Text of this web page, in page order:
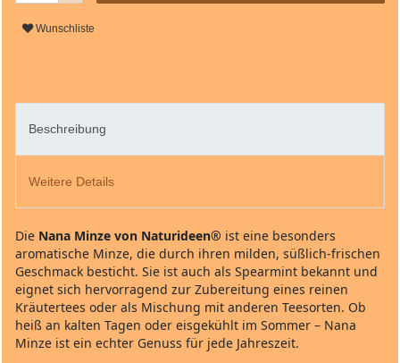
Wunschliste
Beschreibung
Weitere Details
Die Nana Minze von Naturideen® ist eine besonders
aromatische Minze, die durch ihren milden, süßlich‑frischen
Geschmack besticht. Sie ist auch als Spearmint bekannt und
eignet sich hervorragend zur Zubereitung eines reinen
Kräutertees oder als Mischung mit anderen Teesorten. Ob
heiß an kalten Tagen oder eisgekühlt im Sommer – Nana
Minze ist ein echter Genuss für jede Jahreszeit.